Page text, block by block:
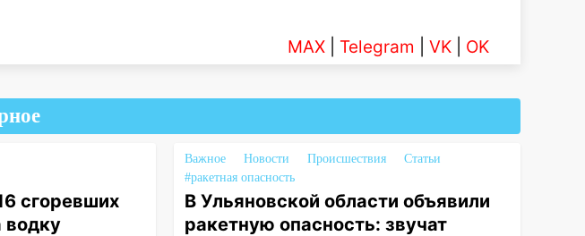
MAX Telegram VK OK
сгоревших
водку
Важное Новости Происшествия
Статьи
#ракетная опасность
В Ульяновской области объявили
ракетную опасность: звучат